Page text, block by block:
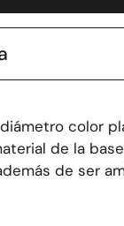
color
de la
de ser